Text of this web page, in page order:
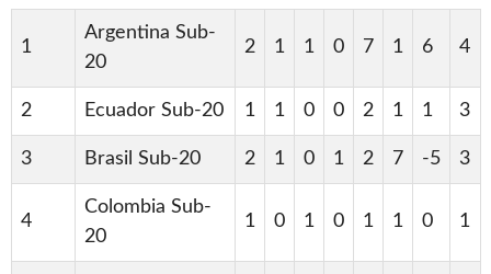
1
Argentina Sub-
20
2 1 1 0 7 1 6 4
2 Ecuador Sub-20 1 1 0 0 2 1 1 3
3 Brasil Sub-20 2 1 0 1 2 7 -5 3
4
Colombia Sub-
20
1 0 1 0 1 1 0 1